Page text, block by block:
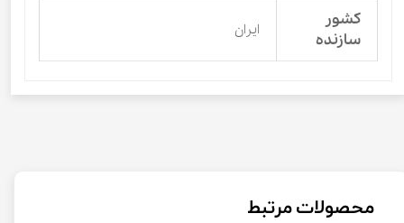
کشور
سازنده
ایران
محصولات مرتبط